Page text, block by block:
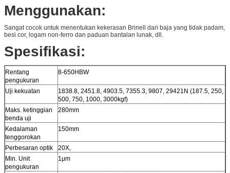
Menggunakan:
Sangat cocok untuk menentukan kekerasan Brinell dari baja yang tidak padam,
besi cor, logam non-ferro dan paduan bantalan lunak, dll.
Spesifikasi:
Rentang
pengukuran
8-650HBW
Uji kekuatan
1838.8, 2451.8, 4903.5, 7355.3, 9807, 29421N (187.5, 250,
500, 750, 1000, 3000kgf)
Maks. ketinggian
benda uji
280mm
Kedalaman
tenggorokan
150mm
Perbesaran optik
20X,
Min. Unit
pengukuran
1μm